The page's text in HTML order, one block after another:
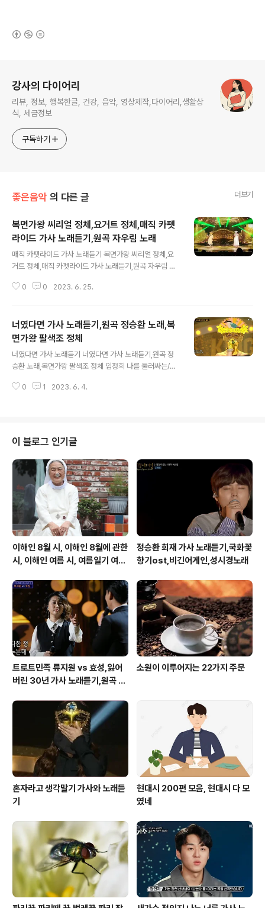
강사의 다이어리
리뷰, 정보, 행복한글, 건강, 음악, 영상제작,다이어리,생활상
식, 세금정보
구독하기
좋은음악 의 다른 글 더보기
복면가왕 씨리얼 정체,요거트 정체,매직 카펫
라이드 가사 노래듣기,원곡 자우림 노래
매직 카펫라이드 가사 노래듣기 복면가왕 씨리얼 정체,요
거트 정체,매직 카펫라이드 가사 노래듣기,원곡 자우림 노
어진 마법 정원으로 와요/색색의 보석 꽃과 노루 비단 달콤
해내고 싶은 걸 찾아요 https://tv.kakao.com/channe
l/2653205/cliplink/439077156 이렇게 멋진 파란 하
늘 위로 날으는 마법 융단을 타고 이렇게 멋진 푸른 세상 속
을 날으는 우리 두 사람 신경 쓰지 마요 그렇고 그런 얘기들
골치 아픈일은 내일로 미뤄버려요 인생은 한번 뿐 후회하
지 마요 진짜로 가지고 싶은 걸 가져요 이렇게 멋진 파란 ..
0 0 2023. 6. 25.
너였다면 가사 노래듣기,원곡 정승환 노래,복
면가왕 팔색조 정체
너였다면 가사 노래듣기 너였다면 가사 노래듣기,원곡 정
승환 노래,복면가왕 팔색조 정체 임정희 나를 둘러싸는/모
래/뒷모습만 보는 그런 사랑하는 내게/너였다면 어떨 것 같
곤 해 고단했던 하루 나는 꿈을 꿔도 아파 너였다면 어떨 것
같아 이런 미친 날들이 네 하루가 되면 말야 너도 나만큼 혼
자 부서져 본다면 알게 될까 가슴이 터질 듯 날 가득 채운
통증과 얼마나 너를 원하고 있는지 내가 너라면 그냥 날 사
랑할 텐데 내 가슴은 한없이 바닥까지 나를 둘러싸는 ..
0 1 2023. 6. 4.
이 블로그 인기글
이해인 8월 시, 이해인 8월에 관한
시, 이해인 여름 시, 여름일기 여름
정승환 희재 가사 노래듣기,국화꽃
향기ost,비긴어게인,성시경노래
트로트민족 류지원 vs 효성,잃어
버린 30년 가사 노래듣기,원곡 설
소원이 이루어지는 22가지 주문
혼자라고 생각말기 가사와 노래듣
기
현대시 200편 모음, 현대시 다 모
였네